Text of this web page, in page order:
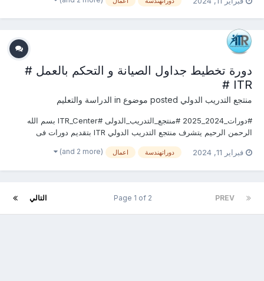
2025 يمكنكم التسجيل او الاستفسارعلى الدورة الان ............................
دورة تخطيط جداول الصيانة و التحكم بالعمل #
ITR #
منتجع التدريب الدولي الدراسة والتعليم
#دورات_2024_2025 #منتجع_التدريب_الدولى #ITR_Center بسم الله
الرحمن الرحيم يتشرف منتجع التدريب الدولي ITR بتقديم دورات فى
2025 يمكنكم التسجيل او الاستفسارعلى الدورة الان ............................
فبراير 11, 2024 دوراتهندسة اعمال (and 2 more)
PREV التالي Page 1 of 2